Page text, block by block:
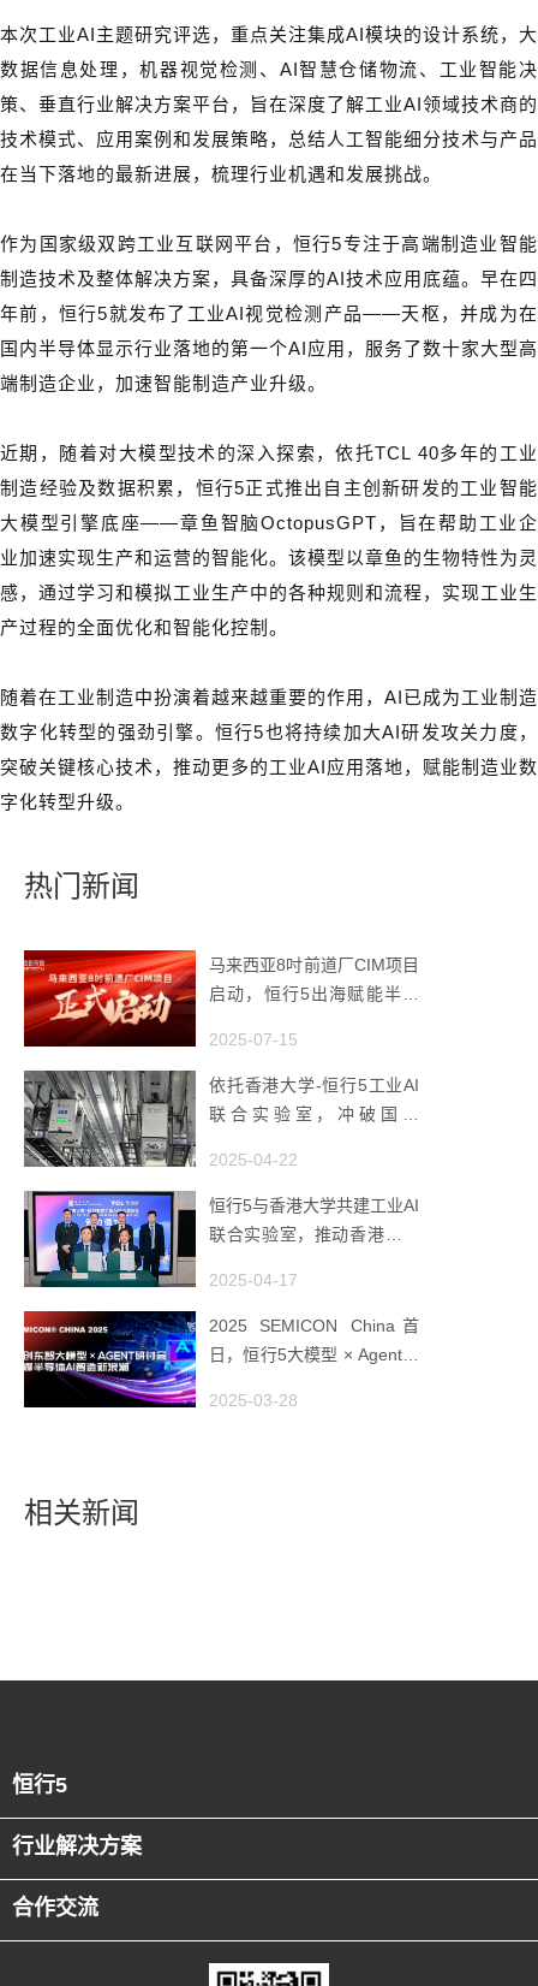
本次工业AI主题研究评选，重点关注集成AI模块的设计系统，大
数据信息处理，机器视觉检测、AI智慧仓储物流、工业智能决
策、垂直行业解决方案平台，旨在深度了解工业AI领域技术商的
技术模式、应用案例和发展策略，总结人工智能细分技术与产品
在当下落地的最新进展，梳理行业机遇和发展挑战。
作为国家级双跨工业互联网平台，恒行5专注于高端制造业智能
制造技术及整体解决方案，具备深厚的AI技术应用底蕴。早在四
年前，恒行5就发布了工业AI视觉检测产品——天枢，并成为在
国内半导体显示行业落地的第一个AI应用，服务了数十家大型高
端制造企业，加速智能制造产业升级。
近期，随着对大模型技术的深入探索，依托TCL 40多年的工业
制造经验及数据积累，恒行5正式推出自主创新研发的工业智能
大模型引擎底座——章鱼智脑OctopusGPT，旨在帮助工业企
业加速实现生产和运营的智能化。该模型以章鱼的生物特性为灵
感，通过学习和模拟工业生产中的各种规则和流程，实现工业生
产过程的全面优化和智能化控制。
随着在工业制造中扮演着越来越重要的作用，AI已成为工业制造
数字化转型的强劲引擎。恒行5也将持续加大AI研发攻关力度，
突破关键核心技术，推动更多的工业AI应用落地，赋能制造业数
字化转型升级。
热门新闻
马来西亚8吋前道厂CIM项目
启动，恒行5出海赋能半导
2025-07-15
依托香港大学-恒行5工业AI
联合实验室，冲破国产
2025-04-22
恒行5与香港大学共建工业AI
联合实验室，推动香港成为
2025-04-17
2025 SEMICON China首
日，恒行5大模型 × Agent研
潮
2025-03-28
相关新闻
恒行5
行业解决方案
合作交流